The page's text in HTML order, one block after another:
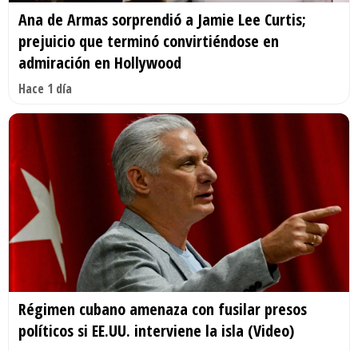
Ana de Armas sorprendió a Jamie Lee Curtis;
prejuicio que terminó convirtiéndose en
admiración en Hollywood
Hace 1 día
Régimen cubano amenaza con fusilar presos
políticos si EE.UU. interviene la isla (Video)